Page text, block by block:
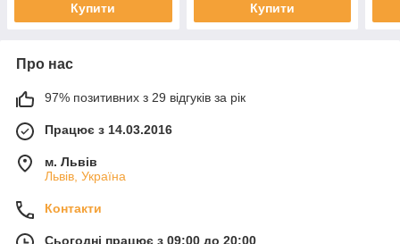
Купити Купити
Про нас
97% позитивних з 29 відгуків за рік
Працює з 14.03.2016
м. Львів
Львів, Україна
Контакти
Сьогодні працює з 09:00 до 20:00